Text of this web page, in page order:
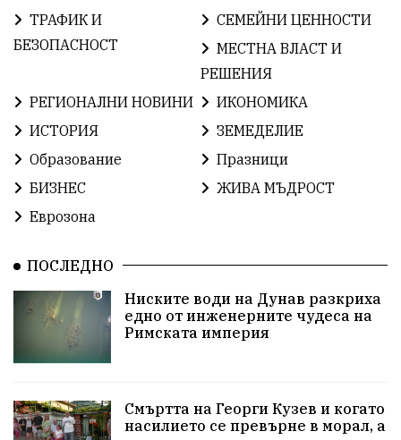
БългарскаГордост Археология Твърдица
Легенда Право
ОтровнатаЯбълка ЦветомирПетков
България2025
ИкономикаНаСъпротивата УрсулаФонДерЛайен
ПетърПетров
Технологии НародноСъбрание
ТРАФИК И
БЕЗОПАСНОСТ
СЕМЕЙНИ ЦЕННОСТИ
МЕСТНА ВЛАСТ И
РЕШЕНИЯ
РЕГИОНАЛНИ НОВИНИ
ИКОНОМИКА
ИСТОРИЯ
ЗЕМЕДЕЛИЕ
Образование
Празници
БИЗНЕС
ЖИВА МЪДРОСТ
Еврозона
ПОСЛЕДНО
Ниските води на Дунав разкриха
едно от инженерните чудеса на
Римската империя
Смъртта на Георги Кузев и когато
насилието се превърне в морал, а